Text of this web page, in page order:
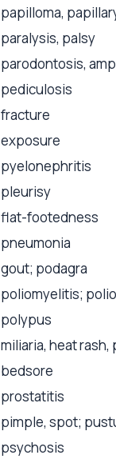
papilloma,
paralysis, palsy
parodontosis,
pediculosis
fracture
exposure
pyelonephritis
pleurisy
flat-footedness
pneumonia
gout; podagra
poliomyelitis; polio
polypus
miliaria, heat rash,
bedsore
prostatitis
pimple, spot;
psychosis